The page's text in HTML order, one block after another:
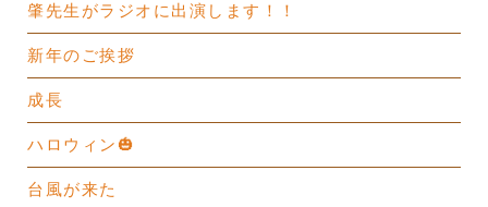
肇先生がラジオに出演します！！
新年のご挨拶
成長
ハロウィン🎃
台風が来た